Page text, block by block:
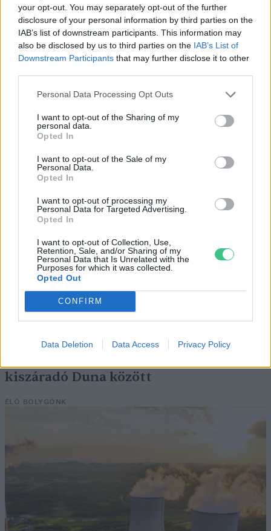
your opt-out. You may separately opt-out of the further
disclosure of your personal information by third parties on the
IAB’s list of downstream participants. This information may
also be disclosed by us to third parties on the IAB’s List of
Downstream Participants that may further disclose it to other
Personal Data Processing Opt Outs
I want to opt-out of the Sharing of my
personal data.
Opted In
I want to opt-out of the Sale of my
Personal Data.
Opted In
I want to opt-out of processing my
Personal Data for Targeted Advertising.
Opted In
I want to opt-out of Collection, Use,
Retention, Sale, and/or Sharing of my
Personal Data that Is Unrelated with the
Purposes for which it was collected.
Opted Out
CONFIRM
Data Deletion Data Access Privacy Policy
Négy éven belül valósággá válhatnak az
elektromos repülőjáratok Európában
Történelmi aszály sújtja Nagy-
Britanniát is
SZEMLE
Elképesztő felvétel mutatja meg,
kiszáradó Duna között
ÉLŐ BOLYGÓNK